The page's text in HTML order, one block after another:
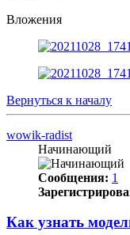
Вложения
Вернуться к началу
wowik-radist
Начинающий
Сообщения: 1
Как узнать